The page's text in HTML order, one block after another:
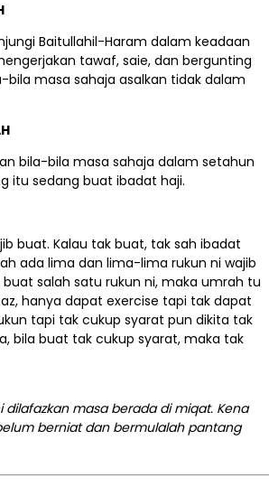
Baitullahil-Haram dalam keadaan
tawaf, saie, dan bergunting
masa sahaja asalkan tidak dalam
bila-bila masa sahaja dalam setahun
itu sedang buat ibadat haji.
buat. Kalau tak buat, tak sah ibadat
ada lima dan lima-lima rukun ni wajib
salah satu rukun ni, maka umrah tu
hanya dapat exercise tapi tak dapat
tapi tak cukup syarat pun dikita tak
bila buat tak cukup syarat, maka tak
dilafazkan masa berada di miqat. Kena
berniat dan bermulalah pantang